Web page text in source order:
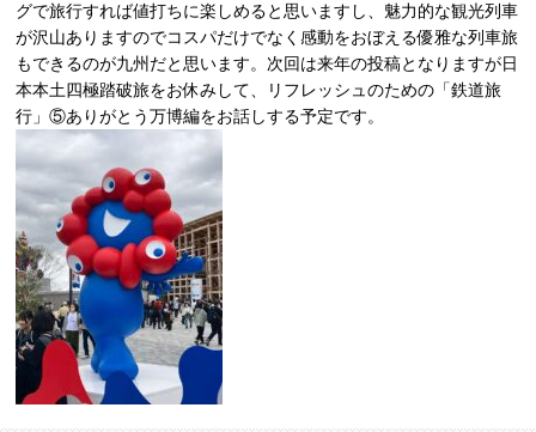
グで旅行すれば値打ちに楽しめると思いますし、魅力的な観光列車
が沢山ありますのでコスパだけでなく感動をおぼえる優雅な列車旅
もできるのが九州だと思います。次回は来年の投稿となりますが日
本本土四極踏破旅をお休みして、リフレッシュのための「鉄道旅
行」⑤ありがとう万博編をお話しする予定です。